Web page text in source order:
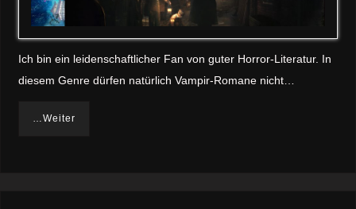
Ich bin ein leidenschaftlicher Fan von guter Horror-Literatur. In
diesem Genre dürfen natürlich Vampir-Romane nicht…
…Weiter